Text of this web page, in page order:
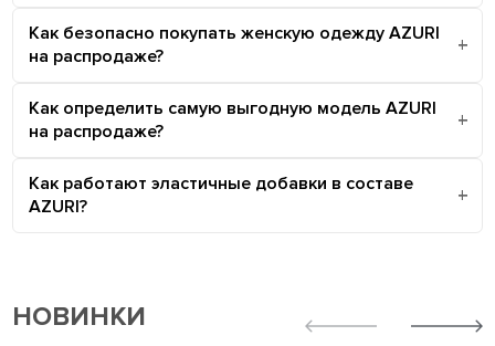
Как безопасно покупать женскую одежду AZURI
на распродаже?
Как определить самую выгодную модель AZURI
на распродаже?
Как работают эластичные добавки в составе
AZURI?
НОВИНКИ